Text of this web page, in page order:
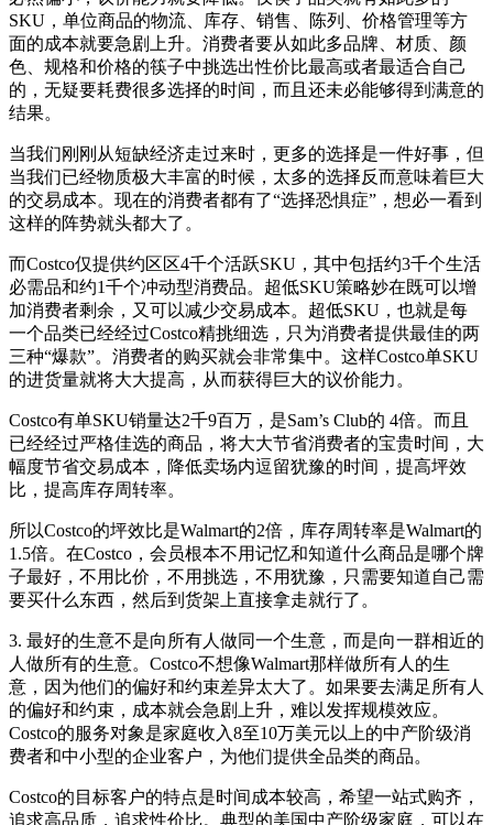
SKU，单位商品的物流、库存、销售、陈列、价格管理等方
面的成本就要急剧上升。消费者要从如此多品牌、材质、颜
色、规格和价格的筷子中挑选出性价比最高或者最适合自己
的，无疑要耗费很多选择的时间，而且还未必能够得到满意的
结果。
当我们刚刚从短缺经济走过来时，更多的选择是一件好事，但
当我们已经物质极大丰富的时候，太多的选择反而意味着巨大
的交易成本。现在的消费者都有了“选择恐惧症”，想必一看到
这样的阵势就头都大了。
而Costco仅提供约区区4千个活跃SKU，其中包括约3千个生活
必需品和约1千个冲动型消费品。超低SKU策略妙在既可以增
加消费者剩余，又可以减少交易成本。超低SKU，也就是每
一个品类已经经过Costco精挑细选，只为消费者提供最佳的两
三种“爆款”。消费者的购买就会非常集中。这样Costco单SKU
的进货量就将大大提高，从而获得巨大的议价能力。
Costco有单SKU销量达2千9百万，是Sam’s Club的 4倍。而且
已经经过严格佳选的商品，将大大节省消费者的宝贵时间，大
幅度节省交易成本，降低卖场内逗留犹豫的时间，提高坪效
比，提高库存周转率。
所以Costco的坪效比是Walmart的2倍，库存周转率是Walmart的
1.5倍。在Costco，会员根本不用记忆和知道什么商品是哪个牌
子最好，不用比价，不用挑选，不用犹豫，只需要知道自己需
要买什么东西，然后到货架上直接拿走就行了。
3. 最好的生意不是向所有人做同一个生意，而是向一群相近的
人做所有的生意。Costco不想像Walmart那样做所有人的生
意，因为他们的偏好和约束差异太大了。如果要去满足所有人
的偏好和约束，成本就会急剧上升，难以发挥规模效应。
Costco的服务对象是家庭收入8至10万美元以上的中产阶级消
费者和中小型的企业客户，为他们提供全品类的商品。
Costco的目标客户的特点是时间成本较高，希望一站式购齐，
追求高品质，追求性价比。典型的美国中产阶级家庭，可以在